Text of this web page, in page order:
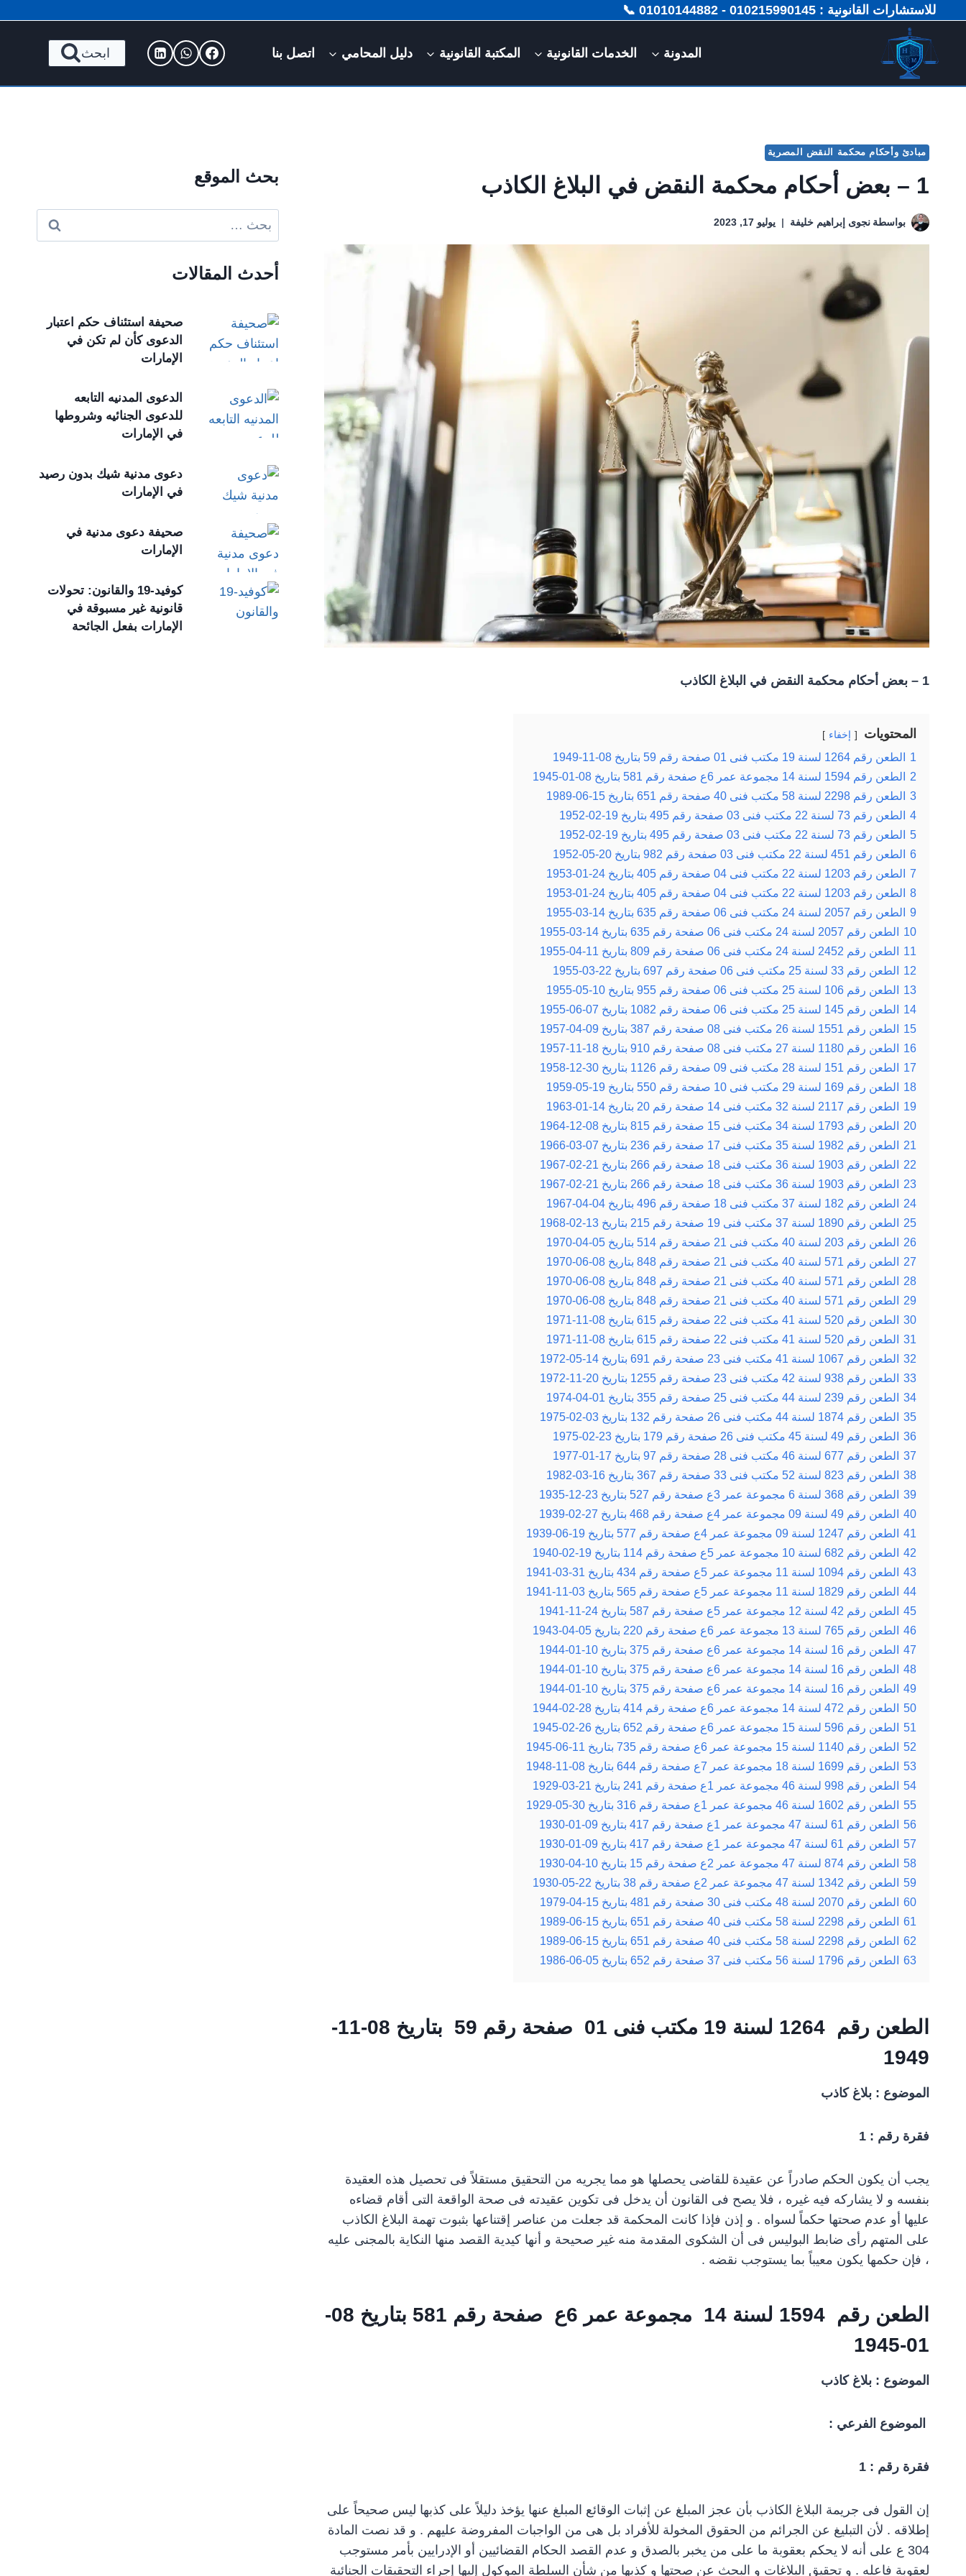
التجاوز
المحتوى
للاستشارات القانونية : 010215990145 - 01010144882 📞
المدونة الخدمات القانونية المكتبة القانونية دليل المحامي اتصل بنا ابحث
مبادئ وأحكام محكمة النقض المصرية
1 – بعض أحكام محكمة النقض في البلاغ الكاذب
بواسطة نجوى إبراهيم خليفة يوليو 17, 2023
1 – بعض أحكام محكمة النقض في البلاغ الكاذب
المحتويات إخفاء
1 الطعن رقم 1264 لسنة 19 مكتب فنى 01 صفحة رقم 59 بتاريخ 08-11-1949
2 الطعن رقم 1594 لسنة 14 مجموعة عمر 6ع صفحة رقم 581 بتاريخ 08-01-1945
3 الطعن رقم 2298 لسنة 58 مكتب فنى 40 صفحة رقم 651 بتاريخ 15-06-1989
4 الطعن رقم 73 لسنة 22 مكتب فنى 03 صفحة رقم 495 بتاريخ 19-02-1952
5 الطعن رقم 73 لسنة 22 مكتب فنى 03 صفحة رقم 495 بتاريخ 19-02-1952
6 الطعن رقم 451 لسنة 22 مكتب فنى 03 صفحة رقم 982 بتاريخ 20-05-1952
7 الطعن رقم 1203 لسنة 22 مكتب فنى 04 صفحة رقم 405 بتاريخ 24-01-1953
8 الطعن رقم 1203 لسنة 22 مكتب فنى 04 صفحة رقم 405 بتاريخ 24-01-1953
9 الطعن رقم 2057 لسنة 24 مكتب فنى 06 صفحة رقم 635 بتاريخ 14-03-1955
10 الطعن رقم 2057 لسنة 24 مكتب فنى 06 صفحة رقم 635 بتاريخ 14-03-1955
11 الطعن رقم 2452 لسنة 24 مكتب فنى 06 صفحة رقم 809 بتاريخ 11-04-1955
12 الطعن رقم 33 لسنة 25 مكتب فنى 06 صفحة رقم 697 بتاريخ 22-03-1955
13 الطعن رقم 106 لسنة 25 مكتب فنى 06 صفحة رقم 955 بتاريخ 10-05-1955
14 الطعن رقم 145 لسنة 25 مكتب فنى 06 صفحة رقم 1082 بتاريخ 07-06-1955
15 الطعن رقم 1551 لسنة 26 مكتب فنى 08 صفحة رقم 387 بتاريخ 09-04-1957
16 الطعن رقم 1180 لسنة 27 مكتب فنى 08 صفحة رقم 910 بتاريخ 18-11-1957
17 الطعن رقم 151 لسنة 28 مكتب فنى 09 صفحة رقم 1126 بتاريخ 30-12-1958
18 الطعن رقم 169 لسنة 29 مكتب فنى 10 صفحة رقم 550 بتاريخ 19-05-1959
19 الطعن رقم 2117 لسنة 32 مكتب فنى 14 صفحة رقم 20 بتاريخ 14-01-1963
20 الطعن رقم 1793 لسنة 34 مكتب فنى 15 صفحة رقم 815 بتاريخ 08-12-1964
21 الطعن رقم 1982 لسنة 35 مكتب فنى 17 صفحة رقم 236 بتاريخ 07-03-1966
22 الطعن رقم 1903 لسنة 36 مكتب فنى 18 صفحة رقم 266 بتاريخ 21-02-1967
23 الطعن رقم 1903 لسنة 36 مكتب فنى 18 صفحة رقم 266 بتاريخ 21-02-1967
24 الطعن رقم 182 لسنة 37 مكتب فنى 18 صفحة رقم 496 بتاريخ 04-04-1967
25 الطعن رقم 1890 لسنة 37 مكتب فنى 19 صفحة رقم 215 بتاريخ 13-02-1968
26 الطعن رقم 203 لسنة 40 مكتب فنى 21 صفحة رقم 514 بتاريخ 05-04-1970
27 الطعن رقم 571 لسنة 40 مكتب فنى 21 صفحة رقم 848 بتاريخ 08-06-1970
28 الطعن رقم 571 لسنة 40 مكتب فنى 21 صفحة رقم 848 بتاريخ 08-06-1970
29 الطعن رقم 571 لسنة 40 مكتب فنى 21 صفحة رقم 848 بتاريخ 08-06-1970
30 الطعن رقم 520 لسنة 41 مكتب فنى 22 صفحة رقم 615 بتاريخ 08-11-1971
31 الطعن رقم 520 لسنة 41 مكتب فنى 22 صفحة رقم 615 بتاريخ 08-11-1971
32 الطعن رقم 1067 لسنة 41 مكتب فنى 23 صفحة رقم 691 بتاريخ 14-05-1972
33 الطعن رقم 938 لسنة 42 مكتب فنى 23 صفحة رقم 1255 بتاريخ 20-11-1972
34 الطعن رقم 239 لسنة 44 مكتب فنى 25 صفحة رقم 355 بتاريخ 01-04-1974
35 الطعن رقم 1874 لسنة 44 مكتب فنى 26 صفحة رقم 132 بتاريخ 03-02-1975
36 الطعن رقم 49 لسنة 45 مكتب فنى 26 صفحة رقم 179 بتاريخ 23-02-1975
37 الطعن رقم 677 لسنة 46 مكتب فنى 28 صفحة رقم 97 بتاريخ 17-01-1977
38 الطعن رقم 823 لسنة 52 مكتب فنى 33 صفحة رقم 367 بتاريخ 16-03-1982
39 الطعن رقم 368 لسنة 6 مجموعة عمر 3ع صفحة رقم 527 بتاريخ 23-12-1935
40 الطعن رقم 49 لسنة 09 مجموعة عمر 4ع صفحة رقم 468 بتاريخ 27-02-1939
41 الطعن رقم 1247 لسنة 09 مجموعة عمر 4ع صفحة رقم 577 بتاريخ 19-06-1939
42 الطعن رقم 682 لسنة 10 مجموعة عمر 5ع صفحة رقم 114 بتاريخ 19-02-1940
43 الطعن رقم 1094 لسنة 11 مجموعة عمر 5ع صفحة رقم 434 بتاريخ 31-03-1941
44 الطعن رقم 1829 لسنة 11 مجموعة عمر 5ع صفحة رقم 565 بتاريخ 03-11-1941
45 الطعن رقم 42 لسنة 12 مجموعة عمر 5ع صفحة رقم 587 بتاريخ 24-11-1941
46 الطعن رقم 765 لسنة 13 مجموعة عمر 6ع صفحة رقم 220 بتاريخ 05-04-1943
47 الطعن رقم 16 لسنة 14 مجموعة عمر 6ع صفحة رقم 375 بتاريخ 10-01-1944
48 الطعن رقم 16 لسنة 14 مجموعة عمر 6ع صفحة رقم 375 بتاريخ 10-01-1944
49 الطعن رقم 16 لسنة 14 مجموعة عمر 6ع صفحة رقم 375 بتاريخ 10-01-1944
50 الطعن رقم 472 لسنة 14 مجموعة عمر 6ع صفحة رقم 414 بتاريخ 28-02-1944
51 الطعن رقم 596 لسنة 15 مجموعة عمر 6ع صفحة رقم 652 بتاريخ 26-02-1945
52 الطعن رقم 1140 لسنة 15 مجموعة عمر 6ع صفحة رقم 735 بتاريخ 11-06-1945
53 الطعن رقم 1699 لسنة 18 مجموعة عمر 7ع صفحة رقم 644 بتاريخ 08-11-1948
54 الطعن رقم 998 لسنة 46 مجموعة عمر 1ع صفحة رقم 241 بتاريخ 21-03-1929
55 الطعن رقم 1602 لسنة 46 مجموعة عمر 1ع صفحة رقم 316 بتاريخ 30-05-1929
56 الطعن رقم 61 لسنة 47 مجموعة عمر 1ع صفحة رقم 417 بتاريخ 09-01-1930
57 الطعن رقم 61 لسنة 47 مجموعة عمر 1ع صفحة رقم 417 بتاريخ 09-01-1930
58 الطعن رقم 874 لسنة 47 مجموعة عمر 2ع صفحة رقم 15 بتاريخ 10-04-1930
59 الطعن رقم 1342 لسنة 47 مجموعة عمر 2ع صفحة رقم 38 بتاريخ 22-05-1930
60 الطعن رقم 2070 لسنة 48 مكتب فنى 30 صفحة رقم 481 بتاريخ 15-04-1979
61 الطعن رقم 2298 لسنة 58 مكتب فنى 40 صفحة رقم 651 بتاريخ 15-06-1989
62 الطعن رقم 2298 لسنة 58 مكتب فنى 40 صفحة رقم 651 بتاريخ 15-06-1989
63 الطعن رقم 1796 لسنة 56 مكتب فنى 37 صفحة رقم 652 بتاريخ 05-06-1986
الطعن رقم 1264 لسنة 19 مكتب فنى 01 صفحة رقم 59
بتاريخ 08-11-
1949
الموضوع : بلاغ كاذب
فقرة رقم : 1
يجب أن يكون الحكم صادراً عن عقيدة للقاضى يحصلها هو مما يجريه من التحقيق مستقلاً فى تحصيل هذه العقيدة
بنفسه و لا يشاركه فيه غيره ، فلا يصح فى القانون أن يدخل فى تكوين عقيدته فى صحة الواقعة التى أقام قضاءه
عليها أو عدم صحتها حكماً لسواه . و إذن فإذا كانت المحكمة قد جعلت من عناصر إقتناعها بثبوت تهمة البلاغ الكاذب
على المتهم رأى ضابط البوليس فى أن الشكوى المقدمة منه غير صحيحة و أنها كيدية القصد منها النكاية بالمجنى عليه
، فإن حكمها يكون معيباً بما يستوجب نقضه .
الطعن رقم 1594 لسنة 14 مجموعة عمر 6ع صفحة رقم 581
بتاريخ 08-
01-1945
الموضوع : بلاغ كاذب
الموضوع الفرعي :
فقرة رقم : 1
إن القول فى جريمة البلاغ الكاذب بأن عجز المبلغ عن إثبات الوقائع المبلغ عنها يؤخذ دليلاً على كذبها ليس صحيحاً على
إطلاقه . لأن التبليغ عن الجرائم من الحقوق المخولة للأفراد بل هى من الواجبات المفروضة عليهم . و قد نصت المادة
304 ع على أنه لا يحكم بعقوبة ما على من يخبر بالصدق و عدم القصد الحكام القضائيين أو الإدرايين بأمر مستوجب
لعقوبة فاعله . و تحقيق البلاغات و البحث عن صحتها و كذبها من شأن السلطة الموكول إليها إجراء التحقيقات الجنائية
بحث الموقع
البحث
عن:
أحدث المقالات
صحيفة استئناف حكم اعتبار
الدعوى كأن لم تكن في
الإمارات
الدعوى المدنيه التابعه
للدعوى الجنائيه وشروطها
في الإمارات
دعوى مدنية شيك بدون رصيد
في الإمارات
صحيفة دعوى مدنية في
الإمارات
كوفيد-19 والقانون: تحولات
قانونية غير مسبوقة في
الإمارات بفعل الجائحة